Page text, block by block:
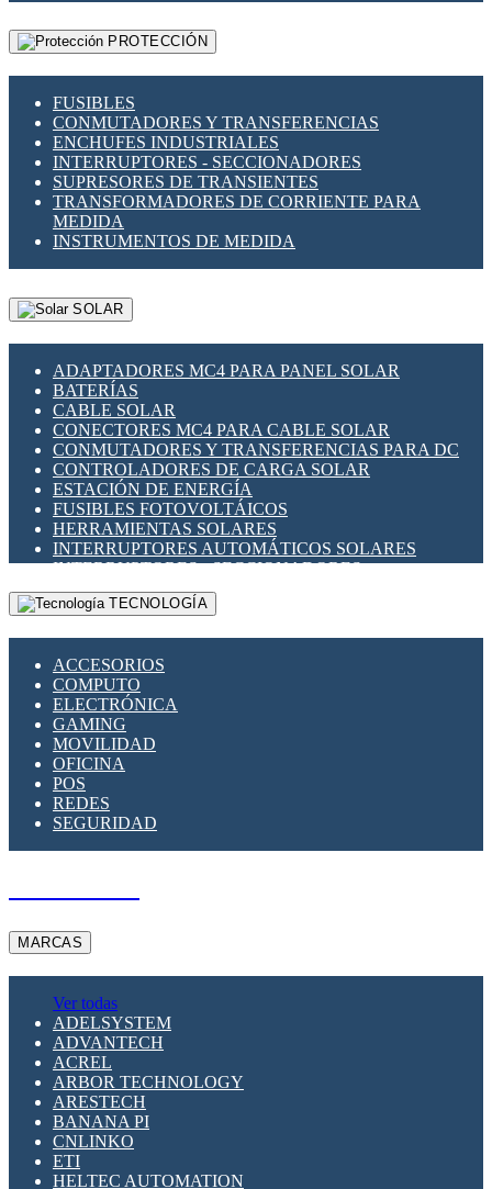
PROTECCIÓN
FUSIBLES
CONMUTADORES Y TRANSFERENCIAS
ENCHUFES INDUSTRIALES
INTERRUPTORES - SECCIONADORES
SUPRESORES DE TRANSIENTES
TRANSFORMADORES DE CORRIENTE PARA
MEDIDA
INSTRUMENTOS DE MEDIDA
SOLAR
ADAPTADORES MC4 PARA PANEL SOLAR
BATERÍAS
CABLE SOLAR
CONECTORES MC4 PARA CABLE SOLAR
CONMUTADORES Y TRANSFERENCIAS PARA DC
CONTROLADORES DE CARGA SOLAR
ESTACIÓN DE ENERGÍA
FUSIBLES FOTOVOLTÁICOS
HERRAMIENTAS SOLARES
INTERRUPTORES AUTOMÁTICOS SOLARES
INTERRUPTORES - SECCIONADORES
FOTOVOLTÁICOS
MONTAJE PANEL SOLAR
SUPRESOR DE TRANSIENTES SPDS PARA
APLICACIONES FOTOVOLTAICAS
TECNOLOGÍA
ACCESORIOS
COMPUTO
ELECTRÓNICA
GAMING
MOVILIDAD
OFICINA
POS
REDES
SEGURIDAD
MARCAS
Ver todas
ADELSYSTEM
ADVANTECH
ACREL
ARBOR TECHNOLOGY
ARESTECH
BANANA PI
CNLINKO
ETI
HELTEC AUTOMATION